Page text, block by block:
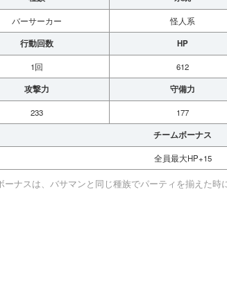
バーサーカー 怪人系
行動回数 HP
1回 612
攻撃力 守備力
233 177
チームボーナス
全員最大HP+15
ーナスは、バサマンと同じ種族でパーティを揃えた時